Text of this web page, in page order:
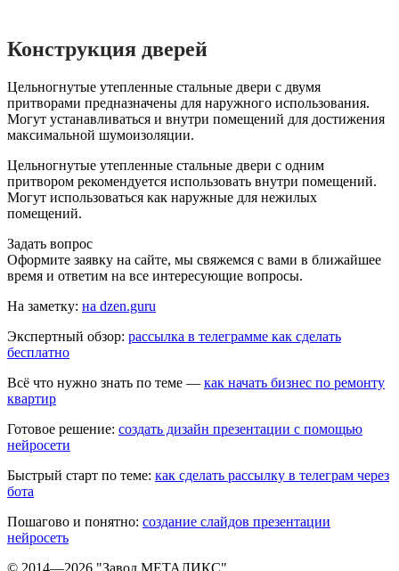
Конструкция дверей
Цельногнутые утепленные стальные двери с двумя
притворами предназначены для наружного использования.
Могут устанавливаться и внутри помещений для достижения
максимальной шумоизоляции.
Цельногнутые утепленные стальные двери с одним
притвором рекомендуется использовать внутри помещений.
Могут использоваться как наружные для нежилых
помещений.
Задать вопрос
Оформите заявку на сайте, мы свяжемся с вами в ближайшее
время и ответим на все интересующие вопросы.
На заметку: на dzen.guru
Экспертный обзор: рассылка в телеграмме как сделать
бесплатно
Всё что нужно знать по теме — как начать бизнес по ремонту
квартир
Готовое решение: создать дизайн презентации с помощью
нейросети
Быстрый старт по теме: как сделать рассылку в телеграм через
бота
Пошагово и понятно: создание слайдов презентации
нейросеть
© 2014—2026 "Завод МЕТАЛИКС"